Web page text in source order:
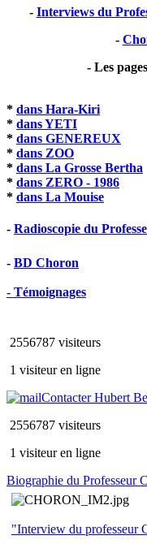
- Interviews du
-
- Les
* dans Hara-Kiri
* dans YETI
* dans GENEREUX
* dans ZOO
* dans La Grosse Bertha
* dans ZERO - 1986
* dans La Mouise
- Radioscopie du
- BD Choron
- Témoignages
2556787 visiteurs
1 visiteur en ligne
Contacter Hubert
2556787 visiteurs
1 visiteur en ligne
Biographie du Professeur
"Interview du professeur